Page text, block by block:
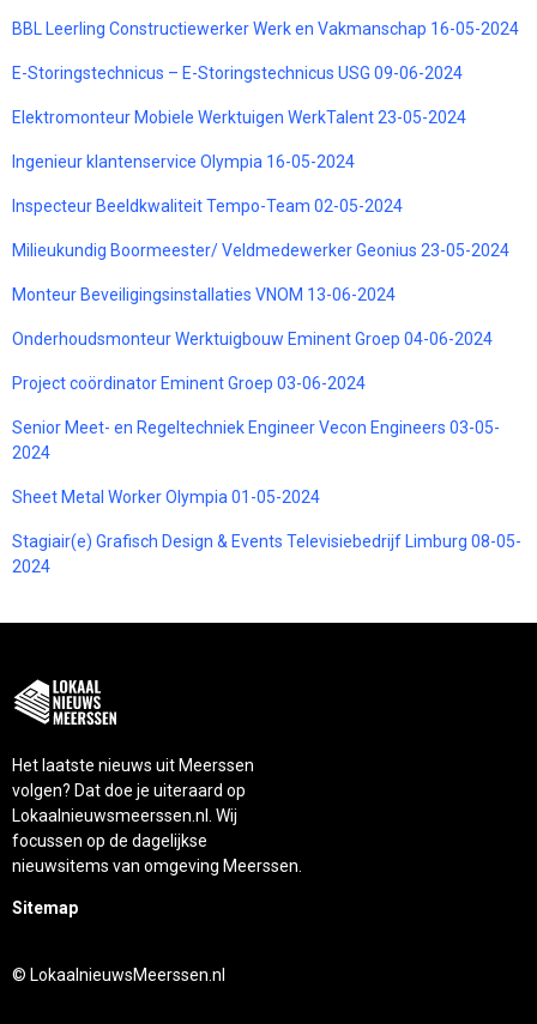
BBL Leerling Constructiewerker Werk en Vakmanschap 16-05-2024
E-Storingstechnicus – E-Storingstechnicus USG 09-06-2024
Elektromonteur Mobiele Werktuigen WerkTalent 23-05-2024
Ingenieur klantenservice Olympia 16-05-2024
Inspecteur Beeldkwaliteit Tempo-Team 02-05-2024
Milieukundig Boormeester/ Veldmedewerker Geonius 23-05-2024
Monteur Beveiligingsinstallaties VNOM 13-06-2024
Onderhoudsmonteur Werktuigbouw Eminent Groep 04-06-2024
Project coördinator Eminent Groep 03-06-2024
Senior Meet- en Regeltechniek Engineer Vecon Engineers 03-05-
2024
Sheet Metal Worker Olympia 01-05-2024
Stagiair(e) Grafisch Design & Events Televisiebedrijf Limburg 08-05-
2024
Het laatste nieuws uit Meerssen
volgen? Dat doe je uiteraard op
Lokaalnieuwsmeerssen.nl. Wij
focussen op de dagelijkse
nieuwsitems van omgeving Meerssen.
Sitemap
© LokaalnieuwsMeerssen.nl